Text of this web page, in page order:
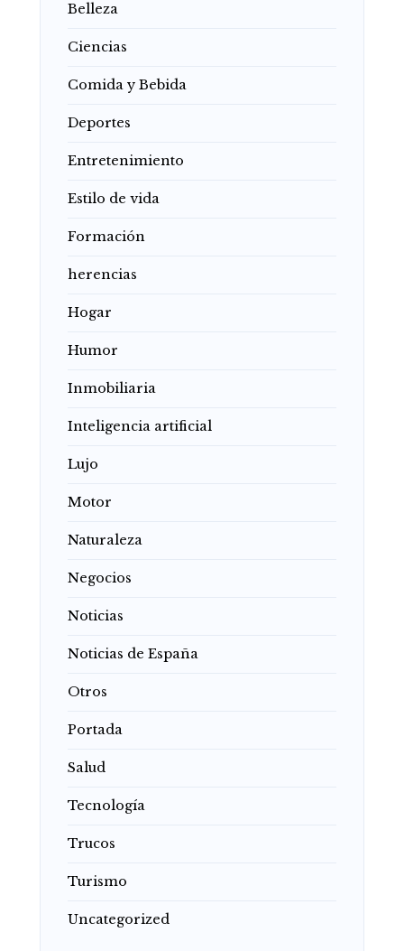
Belleza
Ciencias
Comida y Bebida
Deportes
Entretenimiento
Estilo de vida
Formación
herencias
Hogar
Humor
Inmobiliaria
Inteligencia artificial
Lujo
Motor
Naturaleza
Negocios
Noticias
Noticias de España
Otros
Portada
Salud
Tecnología
Trucos
Turismo
Uncategorized